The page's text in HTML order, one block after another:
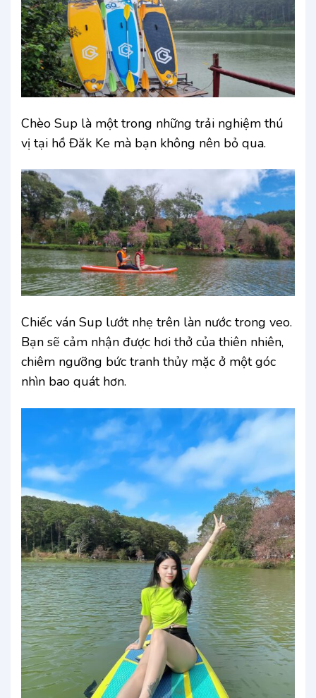
Chèo Sup là một trong những trải nghiệm thú
vị tại hồ Đăk Ke mà bạn không nên bỏ qua.
Chiếc ván Sup lướt nhẹ trên làn nước trong veo.
Bạn sẽ cảm nhận được hơi thở của thiên nhiên,
chiêm ngưỡng bức tranh thủy mặc ở một góc
nhìn bao quát hơn.